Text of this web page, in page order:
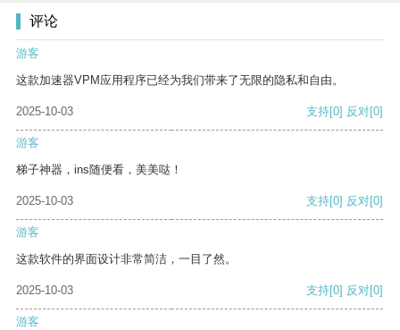
评论
游客
这款加速器VPM应用程序已经为我们带来了无限的隐私和自由。
2025-10-03 支持[0] 反对[0]
游客
梯子神器，ins随便看，美美哒！
2025-10-03 支持[0] 反对[0]
游客
这款软件的界面设计非常简洁，一目了然。
2025-10-03 支持[0] 反对[0]
游客